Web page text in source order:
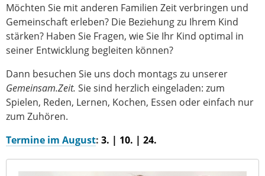
Möchten Sie mit anderen Familien Zeit verbringen und
Gemeinschaft erleben? Die Beziehung zu Ihrem Kind
stärken? Haben Sie Fragen, wie Sie Ihr Kind optimal in
seiner Entwicklung begleiten können?
Dann besuchen Sie uns doch montags zu unserer
Gemeinsam.Zeit. Sie sind herzlich eingeladen: zum
Spielen, Reden, Lernen, Kochen, Essen oder einfach nur
zum Zuhören.
Termine im August: 3. | 10. | 24.